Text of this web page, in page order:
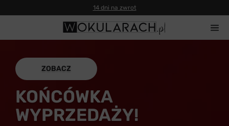
ZOBACZ
KOŃCÓWKA
WYPRZEDAŻY!